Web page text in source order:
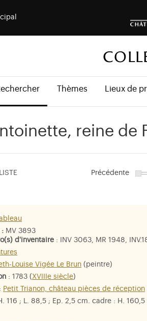
Thèmes Lieux de
reine de
Précédente
: MV 3893
d'inventaire : INV 3063, MR 1948,
Louise Vigée Le Brun (peintre)
: 1783 ( XVIIIe siècle)
: Petit Trianon, château pièces de réception
116 ; L. 88,5 ; Ep. 2,5 cm. cadre : H. 160,5